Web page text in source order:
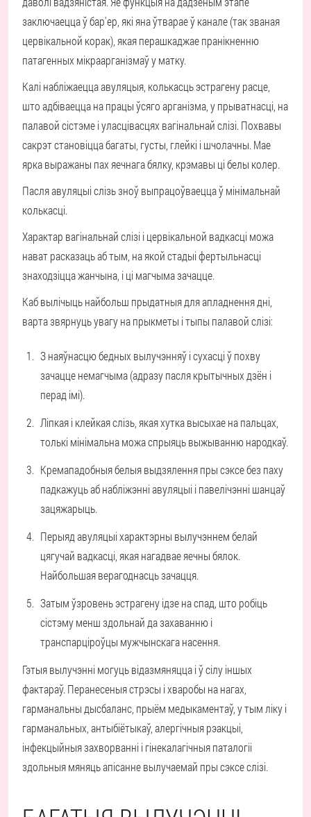
заключаецца ў бар'ер, які яна ўтварае ў канале (так званая
цервікальной корак), якая перашкаджае пранікненню
патагенных мікраарганізмаў у матку.
Калі набліжаецца авуляцыя, колькасць эстрагену расце,
што адбіваецца на працы ўсяго арганізма, у прыватнасці, на
палавой сістэме і уласцівасцях вагінальнай слізі. Похвавы
сакрэт становіцца багаты, густы, глейкі і шчолачны. Мае
ярка выражаны пах яечнага бялку, крэмавы ці белы колер.
Пасля авуляцыі слізь зноў выпрацоўваецца ў мінімальнай
колькасці.
Характар вагінальнай слізі і цервікальной вадкасці можа
нават расказаць аб тым, на якой стадыі фертыльнасці
знаходзіцца жанчына, і ці магчыма зачацце.
Каб вылічыць найбольш прыдатныя для апладнення дні,
варта звярнуць увагу на прыкметы і тыпы палавой слізі:
З наяўнасцю бедных вылучэнняў і сухасці ў похву
зачацце немагчыма (адразу пасля крытычных дзён і
перад імі).
Ліпкая і клейкая слізь, якая хутка высыхае на пальцах,
толькі мінімальна можа спрыяць выжыванню народкаў.
Кремападобныя белыя выдзялення пры сэксе без паху
падкажуць аб набліжэнні авуляцыі і павелічэнні шанцаў
зацяжарыць.
Перыяд авуляцыі характэрны вылучэннем белай
цягучай вадкасці, якая нагадвае яечны бялок.
Найбольшая верагоднасць зачацця.
Затым ўзровень эстрагену ідзе на спад, што робіць
сістэму менш здольнай да захаванню і
транспарціроўцы мужчынскага насення.
Гэтыя вылучэнні могуць відазмяняцца і ў сілу іншых
фактараў. Перанесеныя стрэсы і хваробы на нагах,
гарманальны дысбаланс, прыём медыкаментаў, у тым ліку і
гарманальных, антыбіётыкаў, алергічныя рэакцыі,
інфекцыйныя захворванні і гінекалагічныя паталогіі
здольныя мяняць апісанне вылучаемай пры сэксе слізі.